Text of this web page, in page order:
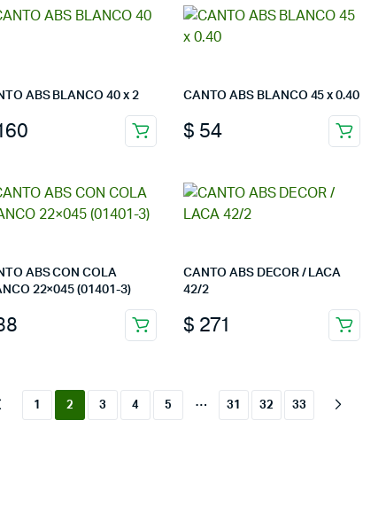
ABS BLANCO 40 x 2 CANTO ABS BLANCO 45 x 0.40
$ 54
ABS CON COLA
22×045 (01401-3)
CANTO ABS DECOR / LACA
42/2
$ 271
1 2 3 4 5 … 31 32 33